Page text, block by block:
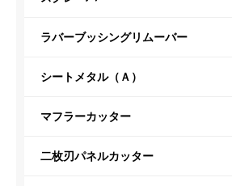
ラバーブッシングリムーバー
シートメタル（Ａ）
マフラーカッター
二枚刃パネルカッター